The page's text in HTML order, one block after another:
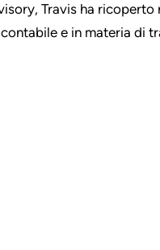
Travis ha
e in materia di